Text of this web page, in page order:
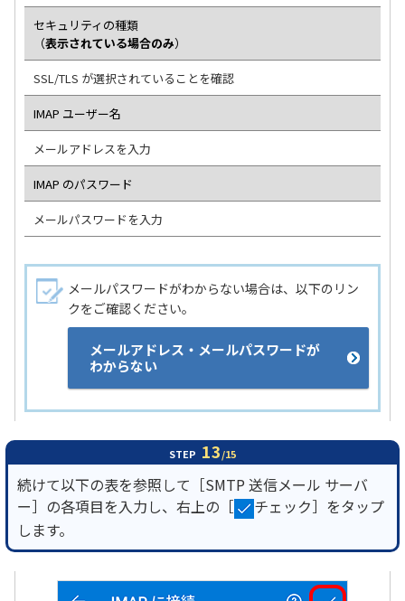
セキュリティの種類
（表示されている場合のみ）
SSL/TLS が選択されていることを確認
IMAP ユーザー名
メールアドレスを入力
IMAP のパスワード
メールパスワードを入力
メールパスワードがわからない場合は、以下のリン
クをご確認ください。
メールアドレス・メールパスワードが
わからない
STEP 13/15
続けて以下の表を参照して［SMTP 送信メール サーバ
ー］の各項目を入力し、右上の［
チェック］をタップ
します。